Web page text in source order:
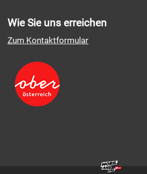
Wie Sie uns erreichen
Zum Kontaktformular